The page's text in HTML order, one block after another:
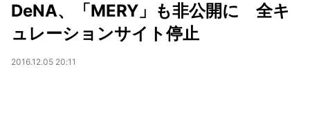
DeNA、「MERY」も非公開に 全キ
ュレーションサイト停止
2016.12.05 20:11